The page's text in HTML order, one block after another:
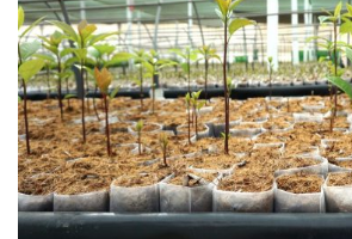
del
portainjerto
clonal
que
se
adapte
mejor
al
palto